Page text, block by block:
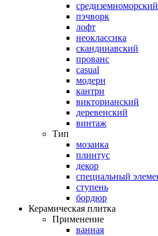
средиземноморский
пэчворк
лофт
неоклассика
скандинавский
прованс
casual
модерн
кантри
викторианский
деревенский
винтаж
Тип
мозаика
плинтус
декор
специальный
ступень
бордюр
Керамическая плитка
Применение
ванная